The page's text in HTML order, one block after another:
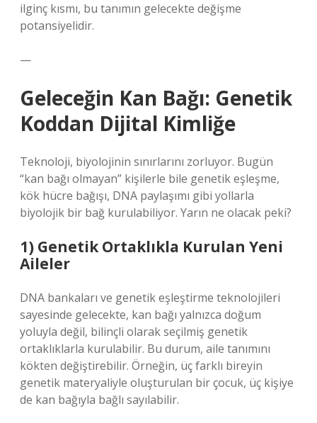
ilginç kısmı, bu tanımın gelecekte değişme
potansiyelidir.
—
Geleceğin Kan Bağı: Genetik
Koddan Dijital Kimliğe
Teknoloji, biyolojinin sınırlarını zorluyor. Bugün
“kan bağı olmayan” kişilerle bile genetik eşleşme,
kök hücre bağışı, DNA paylaşımı gibi yollarla
biyolojik bir bağ kurulabiliyor. Yarın ne olacak peki?
1) Genetik Ortaklıkla Kurulan Yeni
Aileler
DNA bankaları ve genetik eşleştirme teknolojileri
sayesinde gelecekte, kan bağı yalnızca doğum
yoluyla değil, bilinçli olarak seçilmiş genetik
ortaklıklarla kurulabilir. Bu durum, aile tanımını
kökten değiştirebilir. Örneğin, üç farklı bireyin
genetik materyaliyle oluşturulan bir çocuk, üç kişiye
de kan bağıyla bağlı sayılabilir.